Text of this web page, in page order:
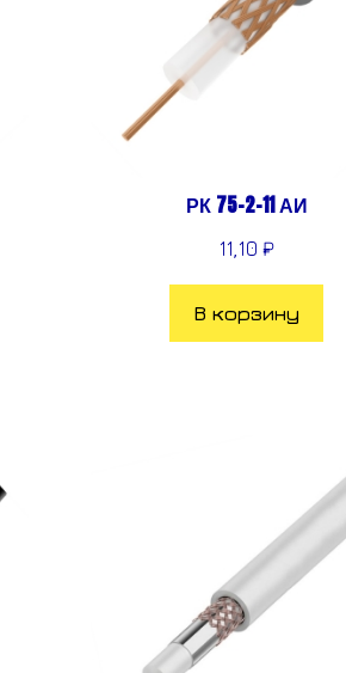
РК 75-2-11 АИ
11,10 ₽
В корзину